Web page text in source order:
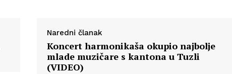
Naredni članak
Koncert harmonikaša okupio najbolje
mlade muzičare s kantona u Tuzli
(VIDEO)